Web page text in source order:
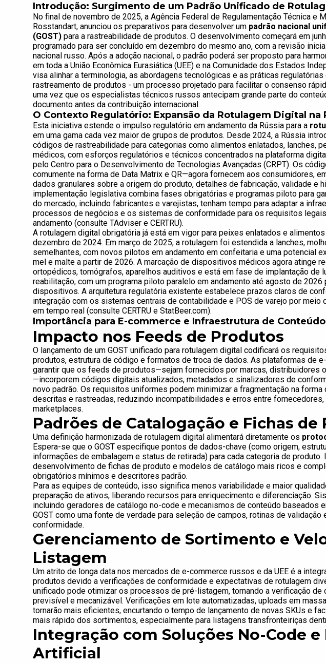
Introdução: Surgimento de um Padrão Unificado de
No final de novembro de 2025, a Agência Federal de Regulamentação Técnica e
Rosstandart, anunciou os preparativos para desenvolver um padrão nacional
(GOST) para a rastreabilidade de produtos. O desenvolvimento começará em
programado para ser concluído em dezembro do mesmo ano, com a revisão
nacional russo. Após a adoção nacional, o padrão poderá ser proposto para
em toda a União Econômica Eurasiática (UEE) e na Comunidade dos Estados
visa alinhar a terminologia, as abordagens tecnológicas e as práticas
rastreamento de produtos - um processo projetado para facilitar o consenso
uma vez que os especialistas técnicos russos antecipam grande parte do
documento antes da contribuição internacional.
O Contexto Regulatório: Expansão da Rotulagem Digital na
Esta iniciativa estende o impulso regulatório em andamento da Rússia para a
em uma gama cada vez maior de grupos de produtos. Desde 2024, a Rússia
códigos de rastreabilidade para categorias como alimentos enlatados, lanches,
médicos, com esforços regulatórios e técnicos concentrados na plataforma
pelo Centro para o Desenvolvimento de Tecnologias Avançadas (CRPT). Os
comumente na forma de Data Matrix e QR—agora fornecem aos consumidores,
dados granulares sobre a origem do produto, detalhes de fabricação, validade e
implementação legislativa combina fases obrigatórias e programas piloto para
do mercado, incluindo fabricantes e varejistas, tenham tempo para adaptar a
processos de negócios e os sistemas de conformidade para os requisitos
andamento (consulte TAdviser e CERTRU).
A rotulagem digital obrigatória já está em vigor para peixes enlatados e
dezembro de 2024. Em março de 2025, a rotulagem foi estendida a lanches,
semelhantes, com novos pilotos em andamento em confeitaria e uma potencial
mel e malte a partir de 2026. A marcação de dispositivos médicos agora atinge
ortopédicos, tomógrafos, aparelhos auditivos e está em fase de implantação de
reabilitação, com um programa piloto paralelo em andamento até agosto de
dispositivos. A arquitetura regulatória existente estabelece prazos claros de
integração com os sistemas centrais de contabilidade e POS de varejo por meio
em tempo real (consulte CERTRU e StatBeer.com).
Importância para E-commerce e Infraestrutura de
Impacto nos Feeds de Produtos
O lançamento de um GOST unificado para rotulagem digital codificará os
produtos, estrutura de código e formatos de troca de dados. As plataformas de
garantir que os feeds de produtos—sejam fornecidos por marcas, distribuidores
—incorporem códigos digitais atualizados, metadados e sinalizadores de
novo padrão. Os requisitos uniformes podem minimizar a fragmentação na forma
descritas e rastreadas, reduzindo incompatibilidades e erros entre
marketplaces.
Padrões de Catalogação e Fichas de
Uma definição harmonizada de rotulagem digital alimentará diretamente os
Espera-se que o GOST especifique pontos de dados-chave (como origem,
informações de embalagem e status de retirada) para cada categoria de
desenvolvimento de fichas de produto e modelos de catálogo mais ricos e
obrigatórios mínimos e descritores padrão.
Para as equipes de conteúdo, isso significa menos variabilidade e maior
preparação de ativos, liberando recursos para enriquecimento e diferenciação.
incluindo geradores de catálogo no-code e mecanismos de conteúdo baseados
GOST como uma fonte de verdade para seleção de campos, rotinas de validação
conformidade.
Gerenciamento de Sortimento e
Listagem
Um atrito de longa data nos mercados de e-commerce russos e da UEE é a
produtos devido a verificações de conformidade e expectativas de rotulagem
unificado pode otimizar os processos de pré-listagem, tornando a verificação de
previsível e mecanizável. Verificações em lote automatizadas, uploads em
tornarão mais eficientes, encurtando o tempo de lançamento de novas SKUs e
mais rápido dos sortimentos, especialmente para listagens transfronteiriças
Integração com Soluções No-Code
Artificial